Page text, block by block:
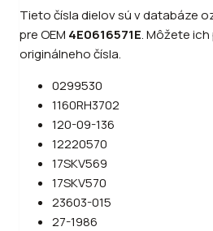
Tieto čísla dielov sú v databáze
pre OEM 4E0616571E.Môžete
originálneho čísla.
0299530
1160RH3702
120-09-136
12220570
17SKV569
17SKV570
23603-015
27-1986